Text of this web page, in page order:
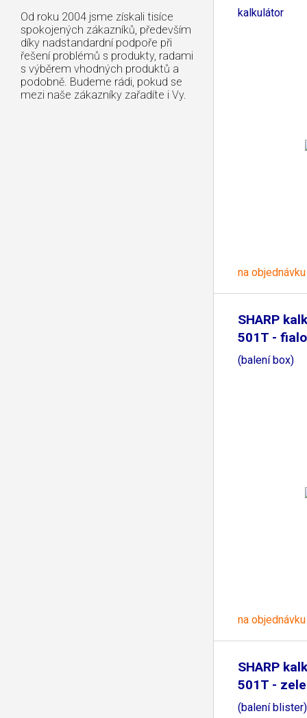
Od roku 2004 jsme získali tisíce
spokojených zákazníků, především
díky nadstandardní podpoře při
řešení problémů s produkty, radami
s výběrem vhodných produktů a
podobně. Budeme rádi, pokud se
mezi naše zákazníky zařadíte i Vy.
kalkulátor
na objednávku
SHARP
501T -
(balení box)
na objednávku
SHARP
501T -
(balení blister)